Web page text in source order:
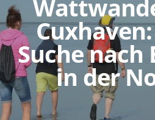
Suche nach
in der